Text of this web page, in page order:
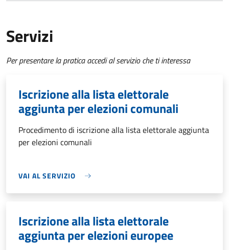
Servizi
Per presentare la pratica accedi al servizio che ti interessa
Iscrizione alla lista elettorale
aggiunta per elezioni comunali
Procedimento di iscrizione alla lista elettorale aggiunta
per elezioni comunali
VAI AL SERVIZIO
Iscrizione alla lista elettorale
aggiunta per elezioni europee